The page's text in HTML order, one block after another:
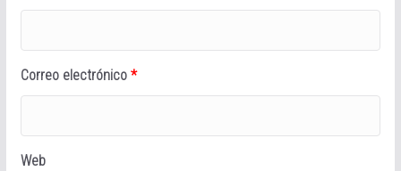
Correo electrónico *
Web